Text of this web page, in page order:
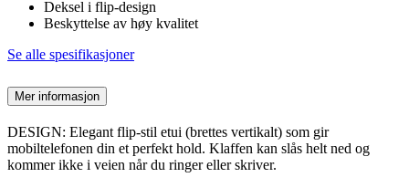
Deksel i flip-design
Beskyttelse av høy kvalitet
Se alle spesifikasjoner
Mer informasjon
DESIGN: Elegant flip-stil etui (brettes vertikalt) som gir
mobiltelefonen din et perfekt hold. Klaffen kan slås helt ned og
kommer ikke i veien når du ringer eller skriver.